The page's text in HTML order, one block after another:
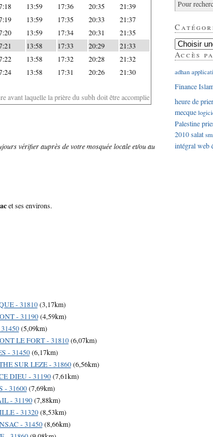
13:59 17:36 20:35 21:39
13:59 17:35 20:33 21:37
13:59 17:34 20:31 21:35
13:58 17:33 20:29 21:33
13:58 17:32 20:28 21:32
13:58 17:31 20:26 21:30
avant laquelle la prière du subh doit être accomplie
vérifier auprès de votre mosquée locale et/ou au
et ses environs.
- 31810(3,17km)
- 31190(4,59km)
(5,09km)
LE FORT - 31810(6,07km)
- 31450(6,17km)
SUR LEZE - 31860(6,56km)
DIEU - 31190(7,61km)
- 31600(7,69km)
- 31190(7,88km)
- 31320(8,53km)
- 31450(8,66km)
Accès
adhan
Finance
heure de
mecque
Palestine
2010salat
intégralweb